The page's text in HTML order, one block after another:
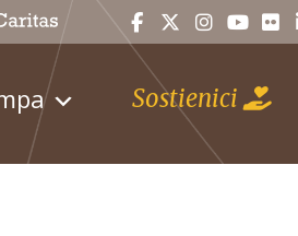
Sostienici